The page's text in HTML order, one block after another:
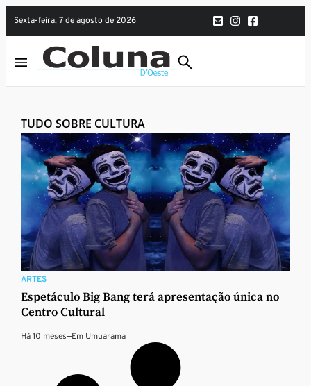
sexta-feira, 7 de agosto de 2026
TUDO SOBRE CULTURA
ARTES
Espetáculo Big Bang terá apresentação única no
Centro Cultural
Há 10 meses—Em Umuarama